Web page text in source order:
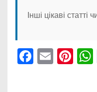
Інші цікаві статті
F
a
E
m
Pi
nt